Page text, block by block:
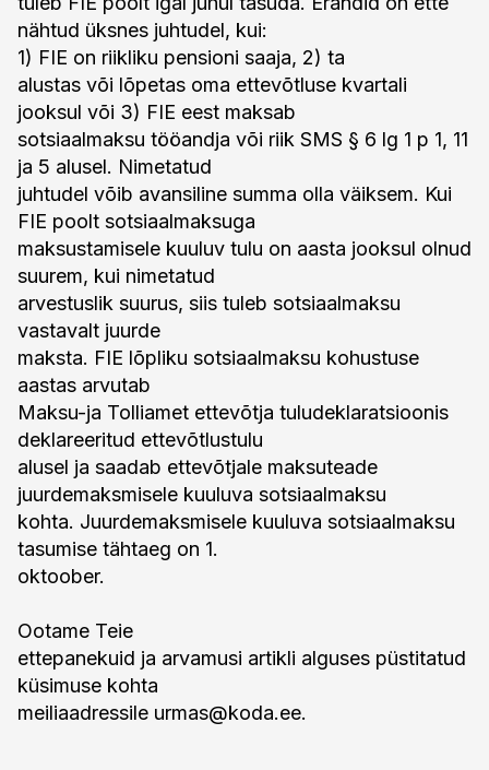
nähtud üksnes juhtudel, kui:
1) FIE on riikliku pensioni saaja, 2) ta
alustas või lõpetas oma ettevõtluse kvartali
jooksul või 3) FIE eest maksab
sotsiaalmaksu tööandja või riik SMS § 6 lg 1 p 1, 11
ja 5 alusel. Nimetatud
juhtudel võib avansiline summa olla väiksem. Kui
FIE poolt sotsiaalmaksuga
maksustamisele kuuluv tulu on aasta jooksul olnud
suurem, kui nimetatud
arvestuslik suurus, siis tuleb sotsiaalmaksu
vastavalt juurde
maksta. FIE lõpliku sotsiaalmaksu kohustuse
aastas arvutab
Maksu-ja Tolliamet ettevõtja tuludeklaratsioonis
deklareeritud ettevõtlustulu
alusel ja saadab ettevõtjale maksuteade
juurdemaksmisele kuuluva sotsiaalmaksu
kohta. Juurdemaksmisele kuuluva sotsiaalmaksu
tasumise tähtaeg on 1.
oktoober.
Ootame Teie
ettepanekuid ja arvamusi artikli alguses püstitatud
küsimuse kohta
meiliaadressile urmas@koda.ee.